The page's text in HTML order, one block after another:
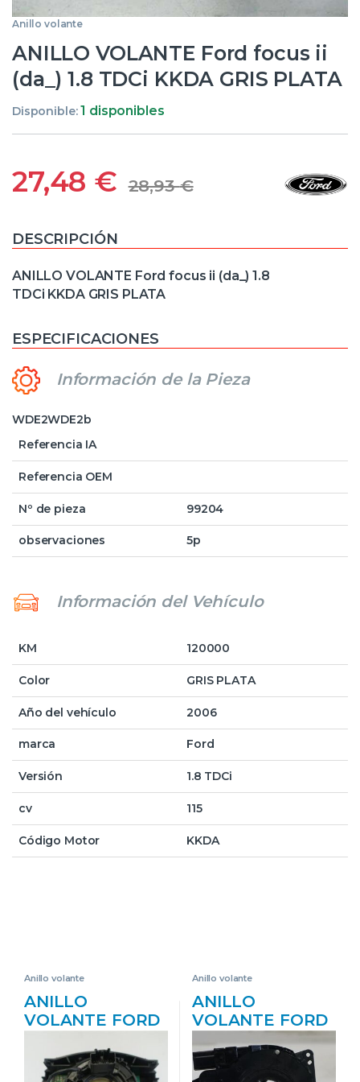
Anillo volante
ANILLO VOLANTE Ford focus ii
(da_) 1.8 TDCi KKDA GRIS PLATA
Disponible:1 disponibles
27,48 € 28,93€
DESCRIPCIÓN
ANILLO VOLANTE Ford focus ii (da_) 1.8
TDCi KKDA GRIS PLATA
ESPECIFICACIONES
Información de la Pieza
WDE2WDE2b
Referencia IA
Referencia OEM
Nº de pieza 99204
observaciones 5p
Información del Vehículo
KM 120000
Color GRIS PLATA
Año del vehículo 2006
marca Ford
Versión 1.8 TDCi
cv 115
Código Motor KKDA
Anillo volante
ANILLO
VOLANTE FORD
CONNECT (CHC)
(2013->) 1.6
Anillo volante
ANILLO
VOLANTE FORD
FOCUS III 998 CC
92 KW – #PROV#
M1DA – #PROV#